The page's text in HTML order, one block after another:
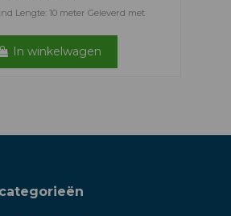
Lengte: 10 meter Geleverd met
In winkelwagen